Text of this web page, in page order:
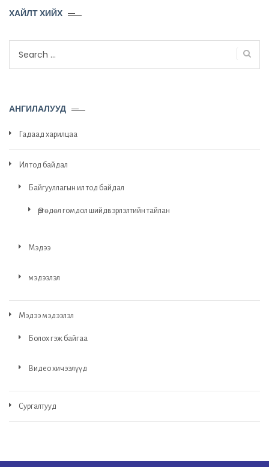
ХАЙЛТ ХИЙХ
АНГИЛАЛУУД
Гадаад харилцаа
Ил тод байдал
Байгууллагын ил тод байдал
Өргөдөл гомдол шийдвэрлэлтийн тайлан
Мэдээ
мэдээлэл
Мэдээ мэдээлэл
Болох гэж байгаа
Видео хичээлүүд
Сургалтууд